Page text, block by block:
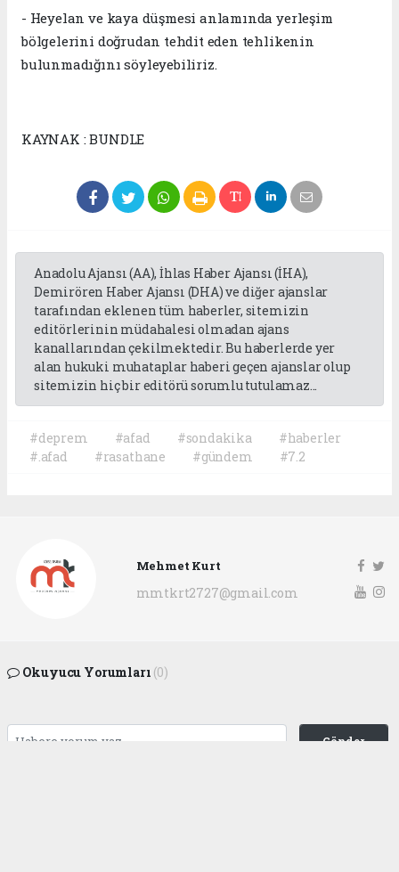
- Heyelan ve kaya düşmesi anlamında yerleşim
bölgelerini doğrudan tehdit eden tehlikenin
bulunmadığını söyleyebiliriz.
KAYNAK : BUNDLE
Anadolu Ajansı (AA), İhlas Haber Ajansı (İHA),
Demirören Haber Ajansı (DHA) ve diğer ajanslar
tarafından eklenen tüm haberler, sitemizin
editörlerinin müdahalesi olmadan ajans
kanallarından çekilmektedir. Bu haberlerde yer
alan hukuki muhataplar haberi geçen ajanslar olup
sitemizin hiç bir editörü sorumlu tutulamaz...
#deprem #afad #sondakika
#haberler
#.afad
#rasathane #gündem #7.2
Mehmet Kurt
mmtkrt2727@gmail.com
Okuyucu Yorumları (0)
Gönder